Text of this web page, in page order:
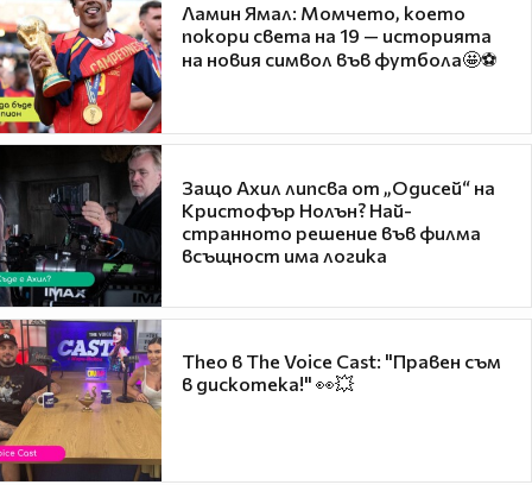
Ламин Ямал: Момчето, което
покори света на 19 — историята
на новия символ във футбола🤩⚽
Защо Ахил липсва от „Одисей“ на
Кристофър Нолън? Най-
странното решение във филма
всъщност има логика
Theo в The Voice Cast: "Правен съм
в дискотека!" 👀💥